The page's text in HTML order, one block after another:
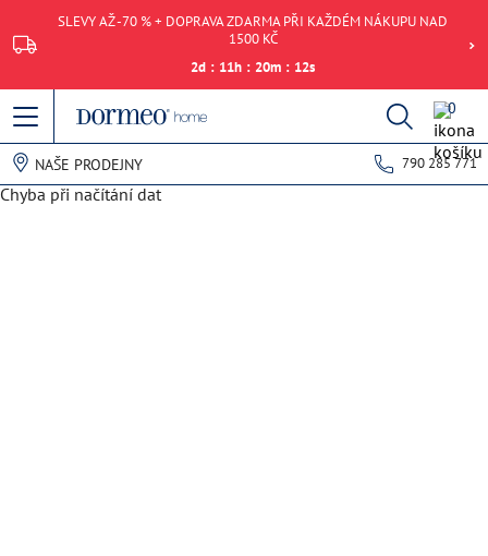
SLEVY AŽ -70 % + DOPRAVA ZDARMA PŘI KAŽDÉM NÁKUPU NAD
1500 KČ
2d : 11h : 20m : 12s
0
NAŠE PRODEJNY 790 285 771
Chyba při načítání dat